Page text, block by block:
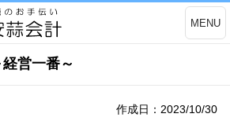
MENU
営一番～
作成日：2023/10/30